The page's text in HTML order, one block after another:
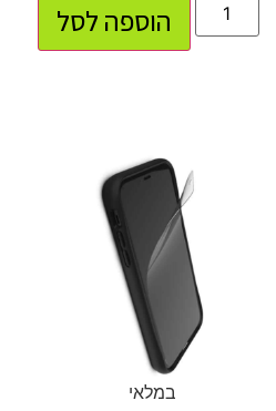
הוספה לסל
במלאי